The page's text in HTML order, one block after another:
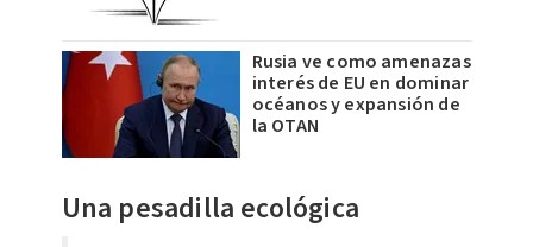
Rusia ve como amenazas
interés de EU en dominar
océanos y expansión de
la OTAN
Una pesadilla ecológica